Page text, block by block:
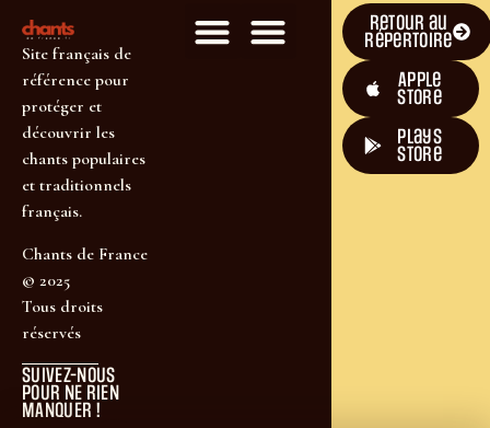
Site français de
référence pour
protéger et
découvrir les
chants populaires
et traditionnels
français.
Chants de France
© 2025
Tous droits
réservés
SUIVEZ-NOUS
POUR NE RIEN
MANQUER !
Retour au
répertoire
Apple
Store
plays
store